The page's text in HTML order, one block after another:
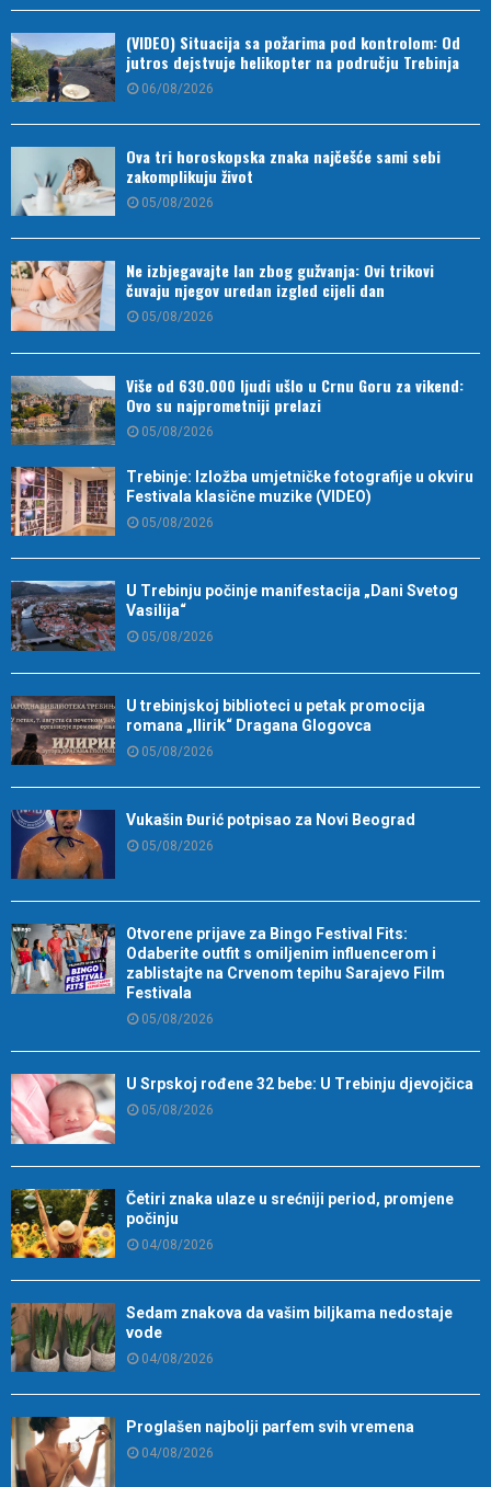
(VIDEO) Situacija sa požarima pod kontrolom: Od
jutros dejstvuje helikopter na području Trebinja
06/08/2026
Ova tri horoskopska znaka najčešće sami sebi
zakomplikuju život
05/08/2026
Ne izbjegavajte lan zbog gužvanja: Ovi trikovi
čuvaju njegov uredan izgled cijeli dan
05/08/2026
Više od 630.000 ljudi ušlo u Crnu Goru za vikend:
Ovo su najprometniji prelazi
05/08/2026
Trebinje: Izložba umjetničke fotografije u okviru
Festivala klasične muzike (VIDEO)
05/08/2026
U Trebinju počinje manifestacija „Dani Svetog
Vasilija“
05/08/2026
U trebinjskoj biblioteci u petak promocija
romana „Ilirik“ Dragana Glogovca
05/08/2026
Vukašin Đurić potpisao za Novi Beograd
05/08/2026
Otvorene prijave za Bingo Festival Fits:
Odaberite outfit s omiljenim influencerom i
zablistajte na Crvenom tepihu Sarajevo Film
Festivala
05/08/2026
U Srpskoj rođene 32 bebe: U Trebinju djevojčica
05/08/2026
Četiri znaka ulaze u srećniji period, promjene
počinju
04/08/2026
Sedam znakova da vašim biljkama nedostaje
vode
04/08/2026
Proglašen najbolji parfem svih vremena
04/08/2026